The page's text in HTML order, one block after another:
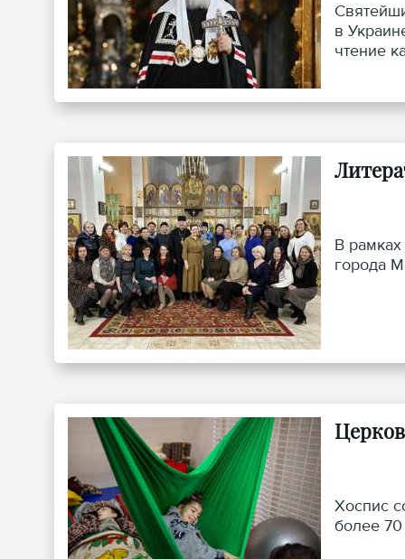
в
чтение
В
города
Хоспис
более